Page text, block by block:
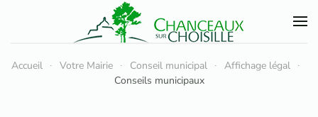
Accéder au contenu principal
Accueil Votre Mairie Conseil municipal
Affichage légal
Conseils municipaux